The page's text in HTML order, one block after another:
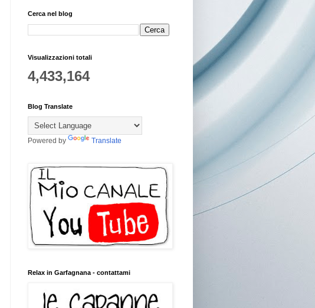
Cerca nel blog
Visualizzazioni totali
4,433,164
Blog Translate
Powered by Translate
Relax in Garfagnana - contattami